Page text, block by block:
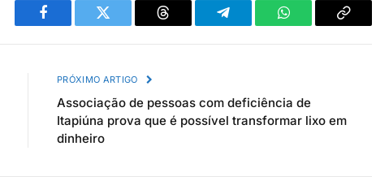
Facebook Twitter Threads Telegram WhatsAppCopiar
PRÓXIMO ARTIGO
Associação de pessoas com deficiência de
Itapiúna prova que é possível transformar lixo em
dinheiro